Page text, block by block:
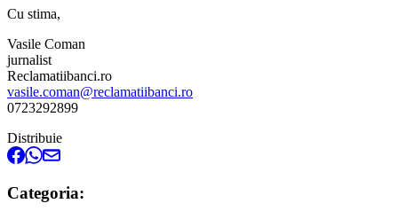
Cu stima,
Vasile Coman
jurnalist
Reclamatiibanci.ro
vasile.coman@reclamatiibanci.ro
0723292899
Distribuie
Categoria: